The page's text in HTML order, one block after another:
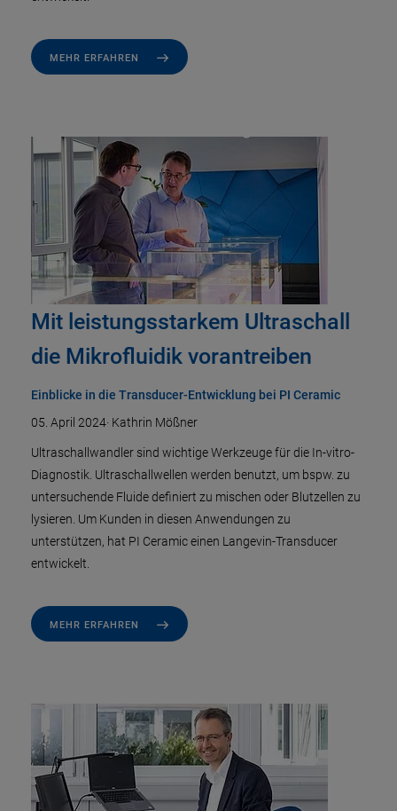
MEHR ERFAHREN
Mit leistungsstarkem Ultraschall
die Mikrofluidik vorantreiben
Einblicke in die Transducer-Entwicklung bei PI Ceramic
05. April 2024· Kathrin Mößner
Ultraschallwandler sind wichtige Werkzeuge für die In-vitro-
Diagnostik. Ultraschallwellen werden benutzt, um bspw. zu
untersuchende Fluide definiert zu mischen oder Blutzellen zu
lysieren. Um Kunden in diesen Anwendungen zu
unterstützen, hat PI Ceramic einen Langevin-Transducer
entwickelt.
MEHR ERFAHREN